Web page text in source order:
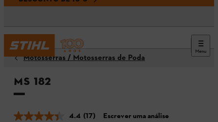
Menu
Motosserras / Motosserras de Poda
MS 182
4.4 (17) Escrever uma análise